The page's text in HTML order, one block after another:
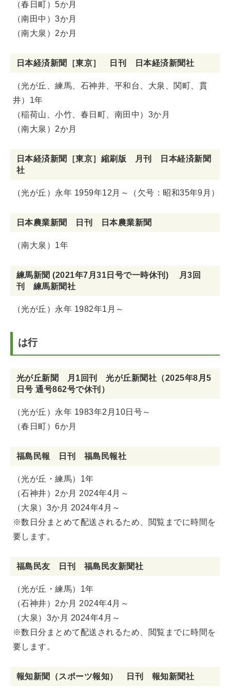
（春日町）5か月
（南田中）3か月
（南大泉）2か月
日本経済新聞［東京］ 日刊 日本経済新聞社
（光が丘、練馬、石神井、平和台、大泉、関町、貫
井）1年
（稲荷山、小竹、春日町、南田中）3か月
（南大泉）2か月
日本経済新聞［東京］縮刷版 月刊 日本経済新聞
社
（光が丘）永年 1959年12月～（欠号：昭和35年9月）
日本農業新聞 日刊 日本農業新聞
（南大泉）1年
練馬新聞 (2021年7月31日号で一時休刊) 月3回
刊 練馬新聞社
（光が丘）永年 1982年1月～
は行
光が丘新聞 月1回刊 光が丘新聞社（2025年8月5
日号 通号862号で休刊）
（光が丘）永年 1983年2月10日号～
（春日町）6か月
福島民報 日刊 福島民報社
（光が丘・練馬）1年
（石神井）2か月 2024年4月～
（大泉）3か月 2024年4月～
※数日分まとめて配送されるため、閲覧までに時間を
要します。
福島民友 日刊 福島民友新聞社
（光が丘・練馬）1年
（石神井）2か月 2024年4月～
（大泉）3か月 2024年4月～
※数日分まとめて配送されるため、閲覧までに時間を
要します。
報知新聞（スポーツ報知） 日刊 報知新聞社